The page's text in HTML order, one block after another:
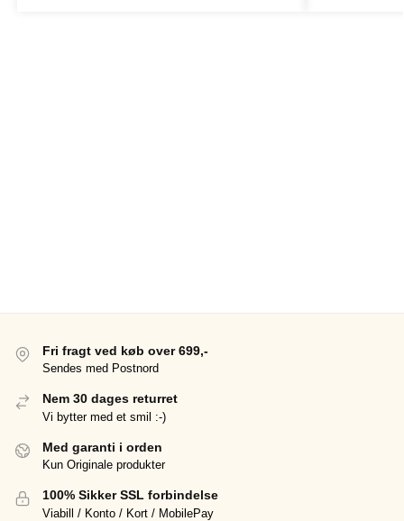
Fri fragt ved køb over 699,-
Sendes med Postnord
Nem 30 dages returret
Vi bytter med et smil :-)
Med garanti i orden
Kun Originale produkter
100% Sikker SSL forbindelse
Viabill / Konto / Kort / MobilePay